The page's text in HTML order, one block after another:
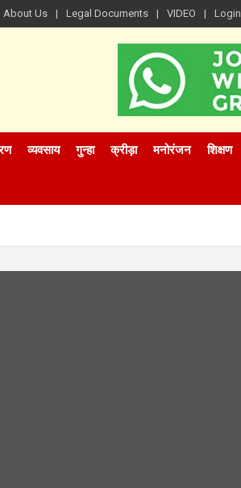
About Us Legal Documents VIDEO Login
व्यवसाय गुन्हा क्रीड़ा मनोरंजन शिक्षण